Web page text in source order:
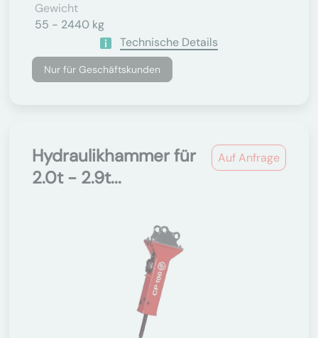
Gewicht
55 - 2440 kg
Technische Details
Nur für Geschäftskunden
Auf Anfrage
Hydraulikhammer für
2.0t - 2.9t...